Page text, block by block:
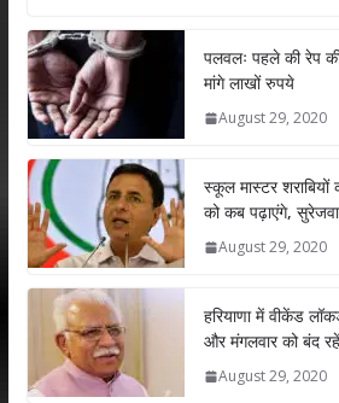
at
s
A
p
p
e
b
o
k
er e
dI
n
l
पलवलः पहले की रेप
मांगे लाखों रुपये
August 29, 2020
स्कूल मास्टर शराबियों
को कब पढ़ाएंगे,
August 29, 2020
हरियाणा में वीकेंड
और मंगलवार को बंद
August 29, 2020